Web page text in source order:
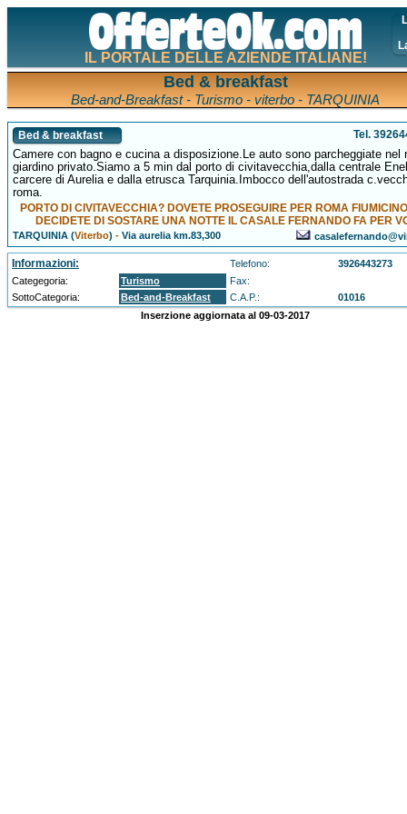
IL PORTALE DELLE AZIENDE ITALIANE!
Bed & breakfast
Bed-and-Breakfast - Turismo - viterbo - TARQUINIA
Bed & breakfast Tel.
Camere con bagno e cucina a disposizione.Le auto sono parcheggiate nel
giardino privato.Siamo a 5 min dal porto di civitavecchia,dalla centrale
carcere di Aurelia e dalla etrusca Tarquinia.Imbocco dell'autostrada
roma.
PORTO DI CIVITAVECCHIA? DOVETE PROSEGUIRE PER ROMA
DECIDETE DI SOSTARE UNA NOTTE IL CASALE FERNANDO FA PER
TARQUINIA (Viterbo) -Via aurelia km.83,300
Informazioni: Telefono:
3926443273
Categegoria:
Turismo
Fax:
SottoCategoria:
Bed-and-Breakfast C.A.P.:
01016
Inserzione aggiornata al 09-03-2017